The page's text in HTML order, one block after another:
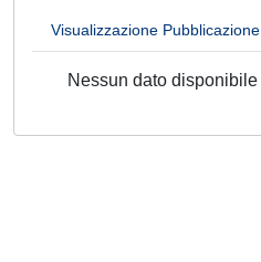
Visualizzazione Pubblicazione
Nessun dato disponibile